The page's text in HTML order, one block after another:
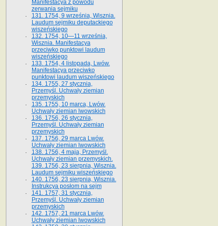
Manifestacya z powodu
zerwania sejmiku
131. 1754, 9 września, Wisznia.
Laudum sejmiku deputackiego
wiszeńskiego
132. 1754, 10—11 września,
Wisznia. Manifestacya
przeciwko punktowi laudum
wiszeńskiego
133. 1754, 4 listopada, Lwów.
Manifestacya przeciwko
punktowi laudum wiszeńskiego
134. 1755, 27 stycznia,
Przemyśl. Uchwały ziemian
przemyskich
135. 1755, 10 marca, Lwów.
Uchwały ziemian lwowskich
136. 1756, 26 stycznia,
Przemyśl. Uchwały ziemian
przemyskich
137. 1756, 29 marca Lwów.
Uchwały ziemian lwowskich
138. 1756, 4 maja, Przemyśl.
Uchwały ziemian przemyskich.
139. 1756, 23 sierpnia, Wisznia.
Laudum sejmiku wiszeńskiego
140. 1756, 23 sierpnia, Wisznia.
Instrukcya posłom na sejm
141. 1757, 31 stycznia,
Przemyśl. Uchwały ziemian
przemyskich
142. 1757, 21 marca Lwów.
Uchwały ziemian lwowskich